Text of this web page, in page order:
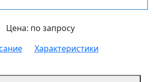
Цена: по запросу
Характеристики